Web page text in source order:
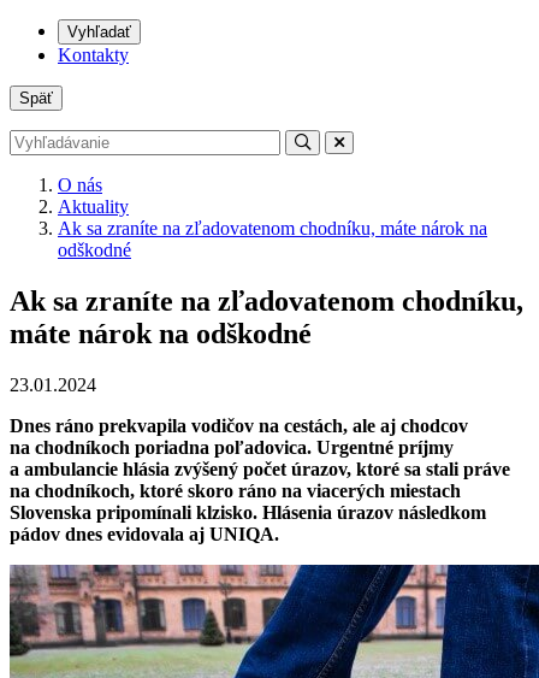
Vyhľadať
Kontakty
Späť
O nás
Aktuality
Ak sa zraníte na zľadovatenom chodníku, máte nárok na
odškodné
Ak sa zraníte na zľadovatenom chodníku,
máte nárok na odškodné
23.01.2024
Dnes ráno prekvapila vodičov na cestách, ale aj chodcov
na chodníkoch poriadna poľadovica. Urgentné príjmy
a ambulancie hlásia zvýšený počet úrazov, ktoré sa stali práve
na chodníkoch, ktoré skoro ráno na viacerých miestach
Slovenska pripomínali klzisko. Hlásenia úrazov následkom
pádov dnes evidovala aj UNIQA.